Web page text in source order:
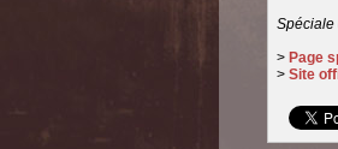
Spéciale
> Page
> Site